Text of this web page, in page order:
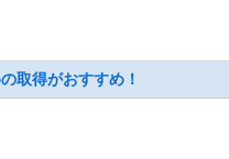
取得がおすすめ！